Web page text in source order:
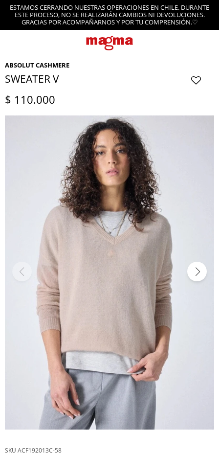
ESTAMOS CERRANDO NUESTRAS OPERACIONES EN CHILE. DURANTE
ESTE PROCESO, NO SE REALIZARÁN CAMBIOS NI DEVOLUCIONES.
GRACIAS POR ACOMPAÑARNOS Y POR TU COMPRENSIÓN.♡
ABSOLUT CASHMERE
SWEATER V
$ 110.000
ACF192013C-58